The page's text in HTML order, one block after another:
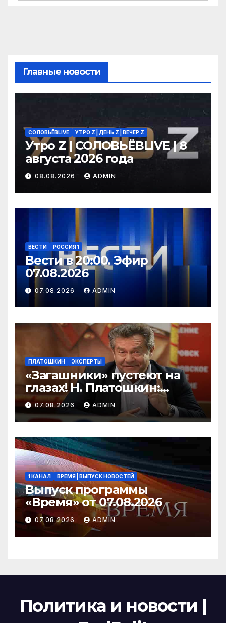
Главные новости
СОЛОВЬЁВLIVE УТРО Z | ДЕНЬ Z | ВЕЧЕР Z
Утро Z | СОЛОВЬЁВLIVE | 8
августа 2026 года
08.08.2026 ADMIN
ВЕСТИ РОССИЯ 1
Вести в 20:00. Эфир
07.08.2026
07.08.2026 ADMIN
ПЛАТОШКИН ЭКСПЕРТЫ
«Загашники» пустеют на
глазах! Н. Платошкин:
посмотрите, что власть
скрывает за красивыми
отчётами!
07.08.2026 ADMIN
1 КАНАЛ ВРЕМЯ | ВЫПУСК НОВОСТЕЙ
Выпуск программы
«Время» от 07.08.2026
07.08.2026 ADMIN
Политика и новости |